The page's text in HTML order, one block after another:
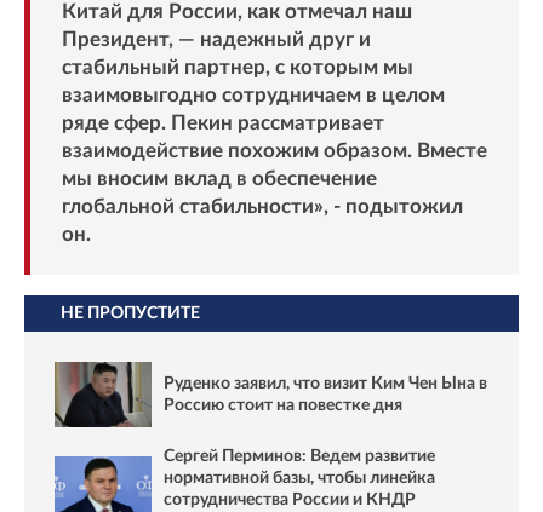
Китай для России, как отмечал наш
Президент, — надежный друг и
стабильный партнер, с которым мы
взаимовыгодно сотрудничаем в целом
ряде сфер. Пекин рассматривает
взаимодействие похожим образом. Вместе
мы вносим вклад в обеспечение
глобальной стабильности», - подытожил
он.
НЕ ПРОПУСТИТЕ
Руденко заявил, что визит Ким Чен Ына в
Россию стоит на повестке дня
Сергей Перминов: Ведем развитие
нормативной базы, чтобы линейка
сотрудничества России и КНДР